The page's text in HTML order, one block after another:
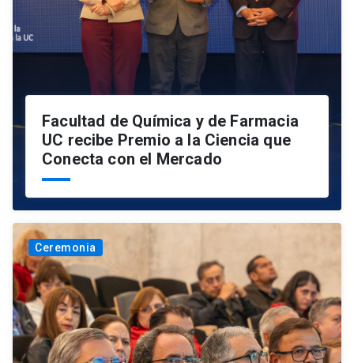
Facultad de Química y de Farmacia
UC recibe Premio a la Ciencia que
Conecta con el Mercado
Ceremonia